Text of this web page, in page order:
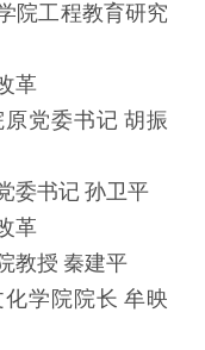
院工程教育研究
革
党委书记 胡振
委书记 孙卫平
革
教授 秦建平
学院院长 牟映